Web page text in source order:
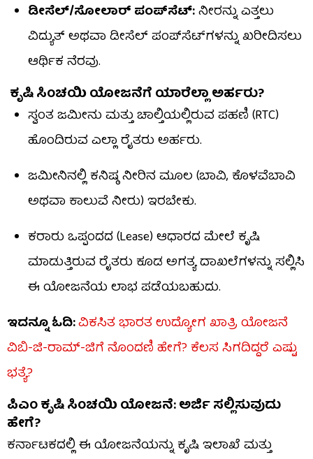
ಡೀಸೆಲ್/ಸೋಲಾರ್ ಪಂಪ್‌ಸೆಟ್:ನೀರನ್ನು ಎತ್ತಲು
ವಿದ್ಯುತ್ ಅಥವಾ ಡೀಸೆಲ್ ಪಂಪ್‌ಸೆಟ್‌ಗಳನ್ನು ಖರೀದಿಸಲು
ಆರ್ಥಿಕ ನೆರವು.
ಕೃಷಿ ಸಿಂಚಯಿ ಯೋಜನೆಗೆ ಯಾರೆಲ್ಲಾ ಅರ್ಹರು?
ಸ್ವಂತ ಜಮೀನು ಮತ್ತು ಚಾಲ್ತಿಯಲ್ಲಿರುವ ಪಹಣಿ (RTC)
ಹೊಂದಿರುವ ಎಲ್ಲಾ ರೈತರು ಅರ್ಹರು.
ಜಮೀನಿನಲ್ಲಿ ಕನಿಷ್ಠ ನೀರಿನ ಮೂಲ (ಬಾವಿ, ಕೊಳವೆಬಾವಿ
ಅಥವಾ ಕಾಲುವೆ ನೀರು) ಇರಬೇಕು.
ಕರಾರು ಒಪ್ಪಂದದ (Lease) ಆಧಾರದ ಮೇಲೆ ಕೃಷಿ
ಮಾಡುತ್ತಿರುವ ರೈತರು ಕೂಡ ಅಗತ್ಯ ದಾಖಲೆಗಳನ್ನು ಸಲ್ಲಿಸಿ
ಈ ಯೋಜನೆಯ ಲಾಭ ಪಡೆಯಬಹುದು.
ಇದನ್ನೂ ಓದಿ:ವಿಕಸಿತ ಭಾರತ ಉದ್ಯೋಗ ಖಾತ್ರಿ ಯೋಜನೆ
ವಿಬಿ-ಜಿ-ರಾಮ್-ಜಿಗೆ ನೊಂದಣಿ ಹೇಗೆ? ಕೆಲಸ ಸಿಗದಿದ್ದರೆ ಎಷ್ಟು
ಭತ್ಯೆ?
ಪಿಎಂ ಕೃಷಿ ಸಿಂಚಯಿ ಯೋಜನೆ: ಅರ್ಜಿ ಸಲ್ಲಿಸುವುದು
ಹೇಗೆ?
ಕರ್ನಾಟಕದಲ್ಲಿ ಈ ಯೋಜನೆಯನ್ನು ಕೃಷಿ ಇಲಾಖೆ ಮತ್ತು